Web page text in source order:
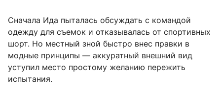
Сначала Ида пыталась обсуждать с командой
одежду для съемок и отказывалась от спортивных
шорт. Но местный зной быстро внес правки в
модные принципы — аккуратный внешний вид
уступил место простому желанию пережить
испытания.